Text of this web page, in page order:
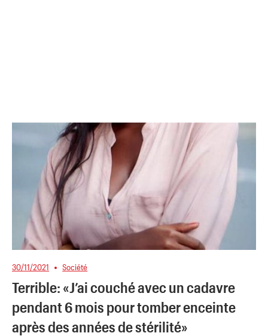
30/11/2021 Société
Terrible: «J’ai couché avec un cadavre
pendant 6 mois pour tomber enceinte
après des années de stérilité»